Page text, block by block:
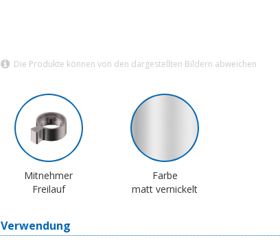
Die Produkte können von den dargestellten Bildern abweichen
Mitnehmer
Freilauf
Farbe
matt vernickelt
Verwendung